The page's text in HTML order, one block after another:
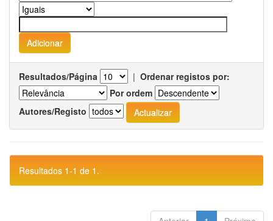
Resultados/Página | Ordenar registos por:
Por ordem
Autores/Registo
Resultados 1-1 de 1.